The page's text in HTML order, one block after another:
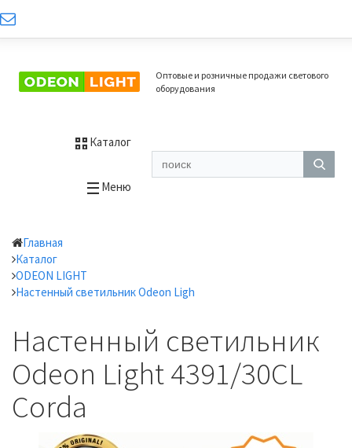
Оптовые и розничные продажи светового
оборудования
Каталог
Меню
Главная
Каталог
ODEON LIGHT
Настенный светильник Odeon Ligh
Настенный светильник
Odeon Light 4391/30CL
Corda